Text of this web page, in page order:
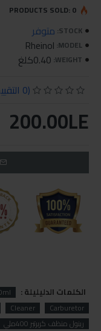
STOCK: متوفر
MODEL:
Rheinol
WEIGHT: 0.40كلغ
PRODUCTS SOLD: 0
(0 التقييمات)
200.00LE
الكلمات الدليليلة :
Carburetor
Cleaner
رينول منظف كربرتير 400ملي